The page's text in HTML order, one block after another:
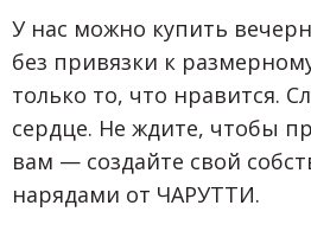
У нас можно купить
без привязки к
только то, что нравится.
сердце. Не ждите, чтобы
вам — создайте свой
нарядами от ЧАРУТТИ.